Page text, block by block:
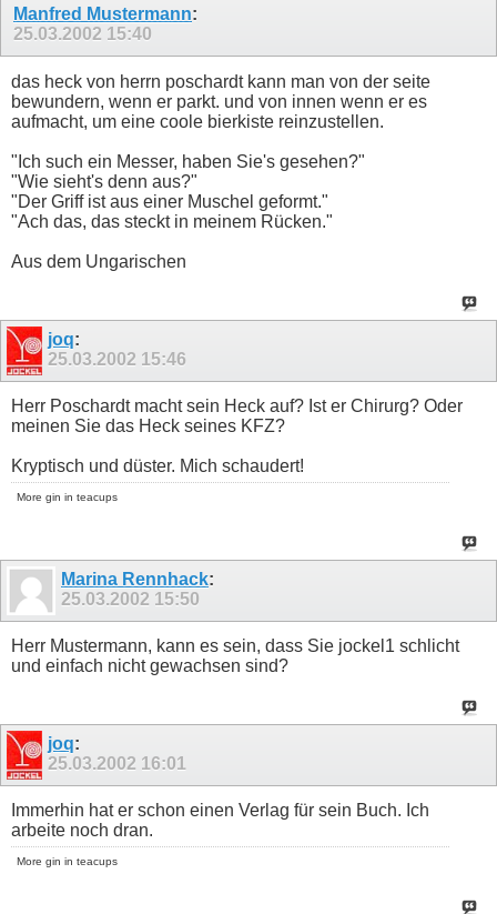
Manfred Mustermann:
25.03.2002 15:40
das heck von herrn poschardt kann man von der seite
bewundern, wenn er parkt. und von innen wenn er es
aufmacht, um eine coole bierkiste reinzustellen.
"Ich such ein Messer, haben Sie's gesehen?"
"Wie sieht's denn aus?"
"Der Griff ist aus einer Muschel geformt."
"Ach das, das steckt in meinem Rücken."
Aus dem Ungarischen
joq:
25.03.2002 15:46
Herr Poschardt macht sein Heck auf? Ist er Chirurg? Oder
meinen Sie das Heck seines KFZ?
Kryptisch und düster. Mich schaudert!
More gin in teacups
Marina Rennhack:
25.03.2002 15:50
Herr Mustermann, kann es sein, dass Sie jockel1 schlicht
und einfach nicht gewachsen sind?
joq:
25.03.2002 16:01
Immerhin hat er schon einen Verlag für sein Buch. Ich
arbeite noch dran.
More gin in teacups